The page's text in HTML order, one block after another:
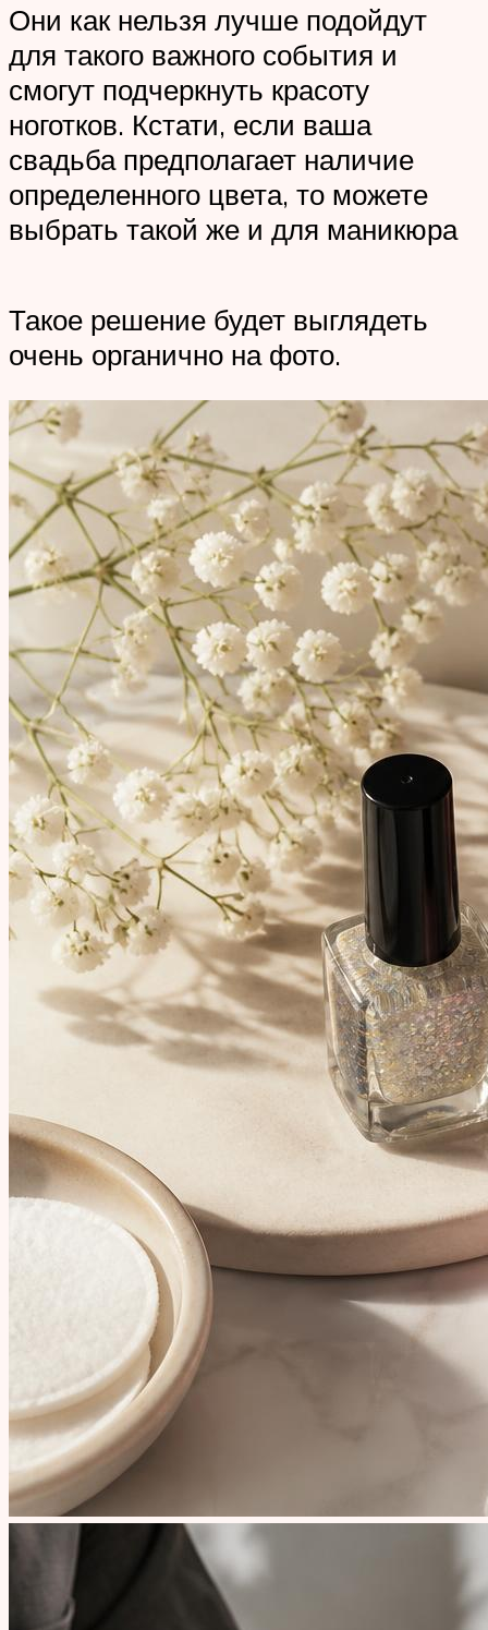
Они как нельзя лучше подойдут
для такого важного события и
смогут подчеркнуть красоту
ноготков. Кстати, если ваша
свадьба предполагает наличие
определенного цвета, то можете
выбрать такой же и для маникюра
Такое решение будет выглядеть
очень органично на фото.